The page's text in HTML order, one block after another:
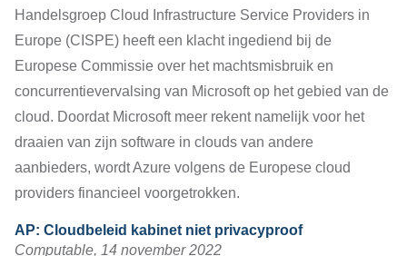
Handelsgroep Cloud Infrastructure Service Providers in
Europe (CISPE) heeft een klacht ingediend bij de
Europese Commissie over het machtsmisbruik en
concurrentievervalsing van Microsoft op het gebied van de
cloud. Doordat Microsoft meer rekent namelijk voor het
draaien van zijn software in clouds van andere
aanbieders, wordt Azure volgens de Europese cloud
providers financieel voorgetrokken.
AP: Cloudbeleid kabinet niet privacyproof
Computable, 14 november 2022